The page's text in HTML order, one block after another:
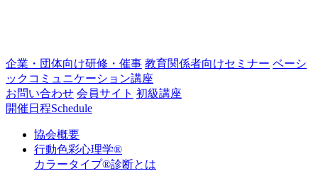
企業・団体向け研修・催事 教育関係者向けセミナー ベーシ
ックコミュニケーション講座
お問い合わせ 会員サイト 初級講座
開催日程Schedule
協会概要
行動色彩心理学®
カラータイプ®診断とは